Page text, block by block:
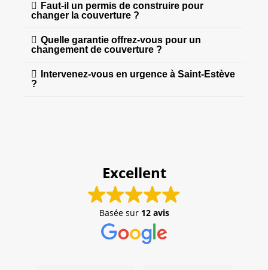
Faut-il un permis de construire pour
changer la couverture ?
Quelle garantie offrez-vous pour un
changement de couverture ?
Intervenez-vous en urgence à Saint-Estève
?
Excellent
Basée sur 12 avis